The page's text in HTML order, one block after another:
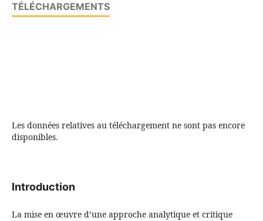
TÉLÉCHARGEMENTS
Les données relatives au téléchargement ne sont pas encore
disponibles.
Introduction
La mise en œuvre d’une approche analytique et critique